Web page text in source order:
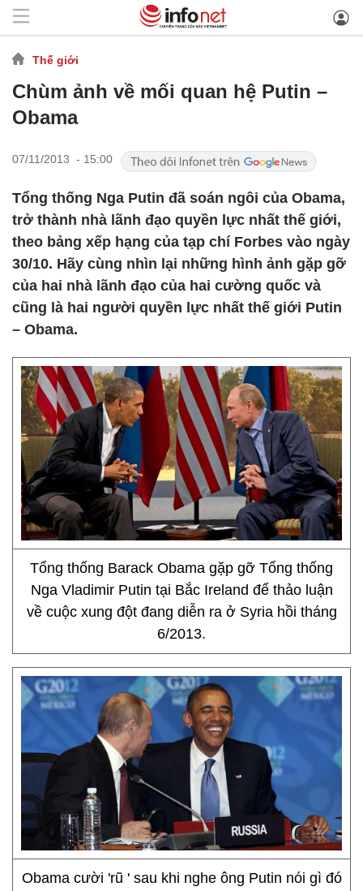
Thế giới
Chùm ảnh về mối quan hệ Putin –
Obama
07/11/2013 - 15:00
Tổng thống Nga Putin đã soán ngôi của Obama,
trở thành nhà lãnh đạo quyền lực nhất thế giới,
theo bảng xếp hạng của tạp chí Forbes vào ngày
30/10. Hãy cùng nhìn lại những hình ảnh gặp gỡ
của hai nhà lãnh đạo của hai cường quốc và
cũng là hai người quyền lực nhất thế giới Putin
– Obama.
Tổng thống Barack Obama gặp gỡ Tổng thống
Nga Vladimir Putin tại Bắc Ireland để thảo luận
về cuộc xung đột đang diễn ra ở Syria hồi tháng
6/2013.
Obama cười 'rũ ' sau khi nghe ông Putin nói gì đó